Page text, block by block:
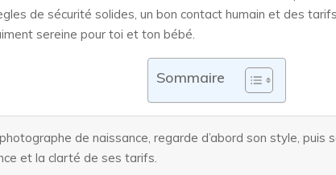
de sécurité solides, un bon contact humain et des
sereine pour toi et ton bébé.
Sommaire
de naissance, regarde d’abord son style,
et la clarté de ses tarifs.